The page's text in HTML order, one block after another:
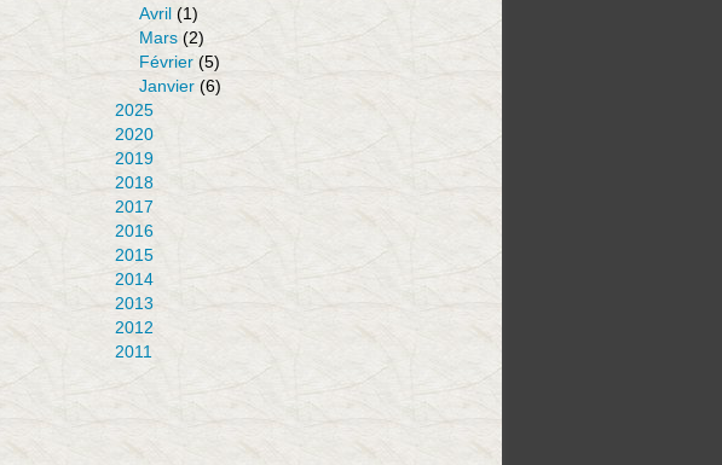
Avril (1)
Mars (2)
Février (5)
Janvier (6)
2025
2020
2019
2018
2017
2016
2015
2014
2013
2012
2011